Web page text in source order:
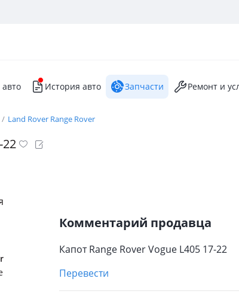
История авто Запчасти Ремонт и
Land Rover Range Rover
22
Комментарий продавца
Капот Range Rover Vogue L405 17-22
Перевести